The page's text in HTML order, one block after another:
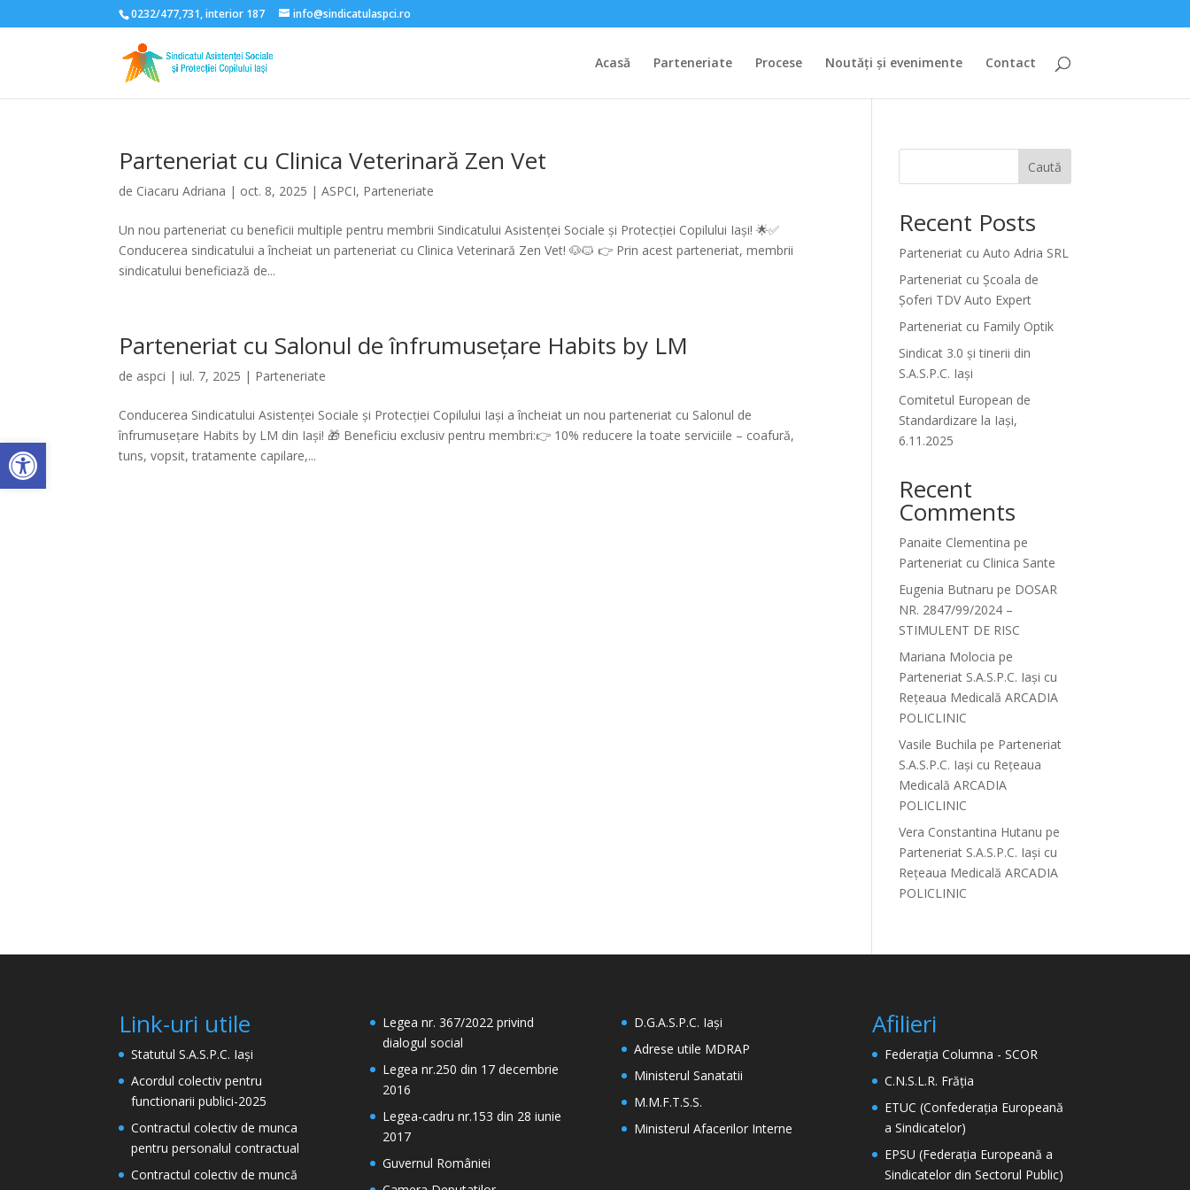
Deschide bara de unelte
0232/477,731, interior 187 info@sindicatulaspci.ro
Acasă Parteneriate Procese Noutăți și evenimente Contact
Parteneriat cu Clinica Veterinară Zen Vet
de Ciacaru Adriana | oct. 8, 2025 |ASPCI, Parteneriate
Un nou parteneriat cu beneficii multiple pentru membrii Sindicatului Asistenței Sociale și Protecției Copilului Iași! 🌟✅
Conducerea sindicatului a încheiat un parteneriat cu Clinica Veterinară Zen Vet! 🐶🐱 👉 Prin acest parteneriat, membrii
sindicatului beneficiază de...
Parteneriat cu Salonul de înfrumusețare Habits by LM
de aspci |iul. 7, 2025 | Parteneriate
Conducerea Sindicatului Asistenței Sociale și Protecției Copilului Iași a încheiat un nou parteneriat cu Salonul de
înfrumusețare Habits by LM din Iași! 🎁 Beneficiu exclusiv pentru membri:👉 10% reducere la toate serviciile – coafură,
tuns, vopsit, tratamente capilare,...
Caută
Recent Posts
Parteneriat cu Auto Adria SRL
Parteneriat cu Școala de
Șoferi TDV Auto Expert
Parteneriat cu Family Optik
Sindicat 3.0 și tinerii din
S.A.S.P.C. Iași
Comitetul European de
Standardizare la Iași,
6.11.2025
Recent
Comments
Panaite Clementina pe
Parteneriat cu Clinica Sante
Eugenia Butnaru pe DOSAR
NR. 2847/99/2024 –
STIMULENT DE RISC
Mariana Molocia pe
Parteneriat S.A.S.P.C. Iași cu
Rețeaua Medicală ARCADIA
POLICLINIC
Vasile Buchila pe Parteneriat
S.A.S.P.C. Iași cu Rețeaua
Medicală ARCADIA
POLICLINIC
Vera Constantina Hutanu pe
Parteneriat S.A.S.P.C. Iași cu
Rețeaua Medicală ARCADIA
POLICLINIC
Link-uri utile
Statutul S.A.S.P.C. Iași
Acordul colectiv pentru
functionarii publici-2025
Contractul colectiv de munca
pentru personalul contractual
Contractul colectiv de muncă
Legea nr. 367/2022 privind
dialogul social
Legea nr.250 din 17 decembrie
2016
Legea-cadru nr.153 din 28 iunie
2017
Guvernul României
D.G.A.S.P.C. Iași
Adrese utile MDRAP
Ministerul Sanatatii
M.M.F.T.S.S.
Ministerul Afacerilor Interne
Afilieri
Federația Columna - SCOR
C.N.S.L.R. Frăția
ETUC (Confederația Europeană
a Sindicatelor)
EPSU (Federația Europeană a
Sindicatelor din Sectorul Public)